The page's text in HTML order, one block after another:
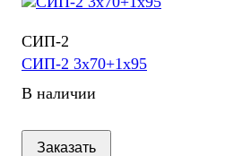
СИП-2
СИП-2 3х70+1х95
В наличии
Заказать